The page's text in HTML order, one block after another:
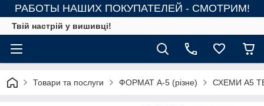
РАБОТЫ НАШИХ ПОКУПАТЕЛЕЙ - СМОТРИМ!
Твій настрій у вишивці!
Товари та послуги ФОРМАТ А-5 (різне) СХЕМИ А5